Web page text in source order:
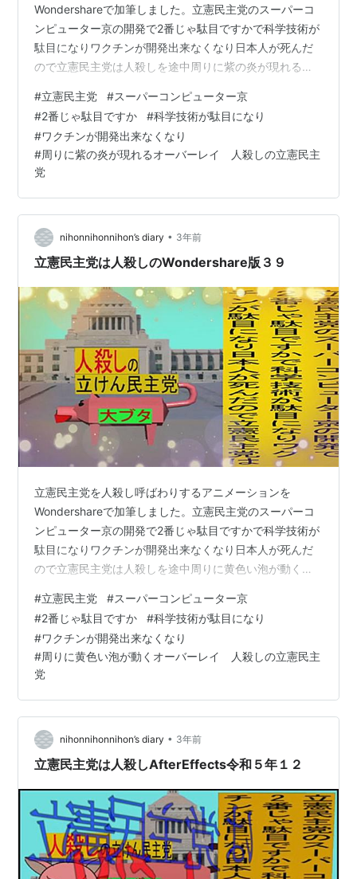
Wondershareで加筆しました。立憲民主党のスーパーコ
ンピューター京の開発で2番じゃ駄目ですかで科学技術が
駄目になりワクチンが開発出来なくなり日本人が死んだ
ので立憲民主党は人殺しを途中周りに紫の炎が現れるオ
を乗っけておきます。
#立憲民主党 #スーパーコンピューター京
#2番じゃ駄目ですか #科学技術が駄目になり
#ワクチンが開発出来なくなり
#周りに紫の炎が現れるオーバーレイ 人殺しの立憲民主
党
nihonnihonnihon’s diary • 3年前
立憲民主党は人殺しのWondershare版３９
立憲民主党を人殺し呼ばわりするアニメーションを
Wondershareで加筆しました。立憲民主党のスーパーコ
ンピューター京の開発で2番じゃ駄目ですかで科学技術が
駄目になりワクチンが開発出来なくなり日本人が死んだ
ので立憲民主党は人殺しを途中周りに黄色い泡が動くオ
泡が動くオーバーレイの画像を乗っけて置きます。
#立憲民主党 #スーパーコンピューター京
#2番じゃ駄目ですか #科学技術が駄目になり
#ワクチンが開発出来なくなり
#周りに黄色い泡が動くオーバーレイ 人殺しの立憲民主
党
nihonnihonnihon’s diary • 3年前
立憲民主党は人殺しAfterEffects令和５年１２